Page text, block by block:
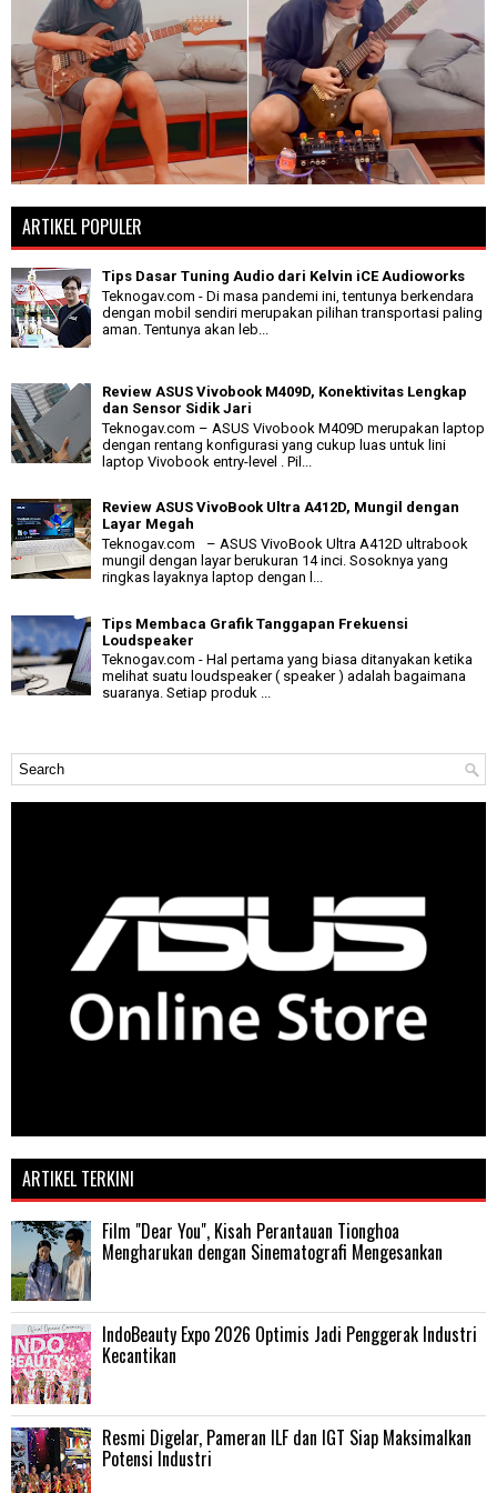
ARTIKEL POPULER
Tips Dasar Tuning Audio dari Kelvin iCE Audioworks
Teknogav.com - Di masa pandemi ini, tentunya berkendara
dengan mobil sendiri merupakan pilihan transportasi paling
aman. Tentunya akan leb...
Review ASUS Vivobook M409D, Konektivitas Lengkap
dan Sensor Sidik Jari
Teknogav.com – ASUS Vivobook M409D merupakan laptop
dengan rentang konfigurasi yang cukup luas untuk lini
laptop Vivobook entry-level . Pil...
Review ASUS VivoBook Ultra A412D, Mungil dengan
Layar Megah
Teknogav.com – ASUS VivoBook Ultra A412D ultrabook
mungil dengan layar berukuran 14 inci. Sosoknya yang
ringkas layaknya laptop dengan l...
Tips Membaca Grafik Tanggapan Frekuensi
Loudspeaker
Teknogav.com - Hal pertama yang biasa ditanyakan ketika
melihat suatu loudspeaker ( speaker ) adalah bagaimana
suaranya. Setiap produk ...
ARTIKEL TERKINI
Film "Dear You", Kisah Perantauan Tionghoa
Mengharukan dengan Sinematografi Mengesankan
IndoBeauty Expo 2026 Optimis Jadi Penggerak Industri
Kecantikan
Resmi Digelar, Pameran ILF dan IGT Siap Maksimalkan
Potensi Industri